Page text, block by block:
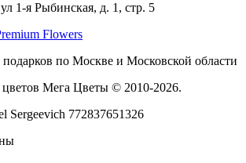
1-я Рыбинская, д. 1, стр. 5
подарков по Москве и Московской области
цветов Мега Цветы © 2010-2026.
Sergeevich 772837651326